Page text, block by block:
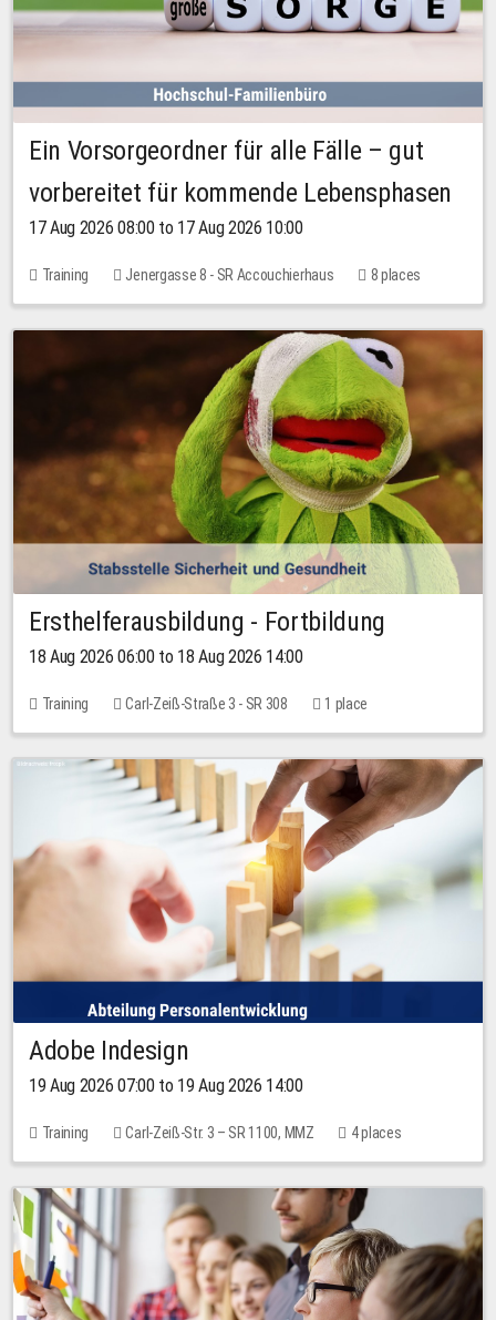
Ein Vorsorgeordner für alle Fälle – gut
vorbereitet für kommende Lebensphasen
17 Aug 2026 08:00 to 17 Aug 2026 10:00
Training Jenergasse 8 - SR Accouchierhaus 8 places
Ersthelferausbildung - Fortbildung
18 Aug 2026 06:00 to 18 Aug 2026 14:00
Training Carl-Zeiß-Straße 3 - SR 308 1 place
Adobe Indesign
19 Aug 2026 07:00 to 19 Aug 2026 14:00
Training Carl-Zeiß-Str. 3 – SR 1100, MMZ 4 places